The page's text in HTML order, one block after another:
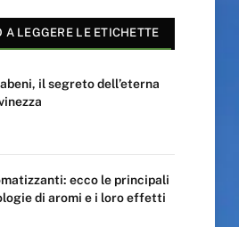
A LEGGERE LE ETICHETTE
il segreto dell’eterna
ecco le principali
di aromi e i loro effetti